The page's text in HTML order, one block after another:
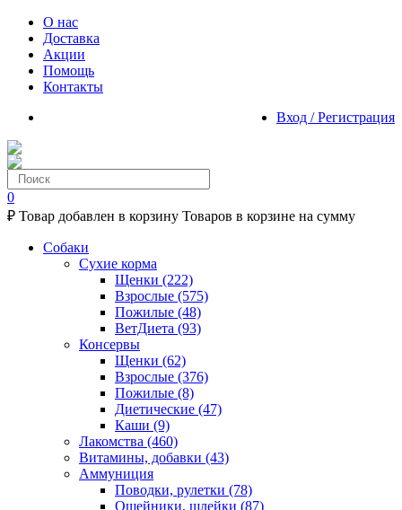
О нас
Доставка
Акции
Помощь
Контакты
Вход / Регистрация
0
₽ Товар добавлен в корзину Товаров в корзине на сумму
Собаки
Сухие корма
Щенки (222)
Взрослые (575)
Пожилые (48)
ВетДиета (93)
Консервы
Щенки (62)
Взрослые (376)
Пожилые (8)
Диетические (47)
Каши (9)
Лакомства (460)
Витамины, добавки (43)
Аммуниция
Поводки, рулетки (78)
Ошейники, шлейки (87)